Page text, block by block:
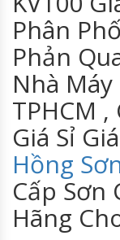
Phân
Phản
Nhà Máy
TPHCM
Giá Sỉ
Hồng
Cấp Sơn
Hãng